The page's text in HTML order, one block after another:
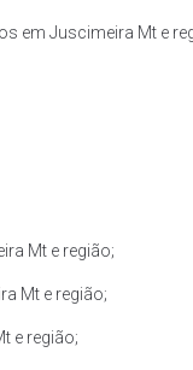
em Juscimeira Mt e
Mt e região;
Mt e região;
e região;